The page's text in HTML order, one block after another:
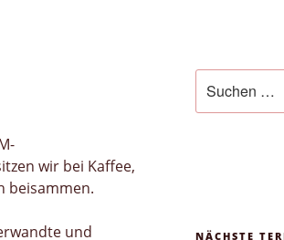
wir bei Kaffee,
beisammen.
und
nach:
NÄCHSTE